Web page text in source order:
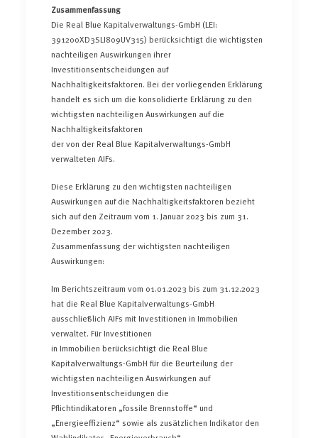
Nachhaltigkeitsfaktoren
Zusammenfassung
Die Real Blue Kapitalverwaltungs-GmbH (LEI:
391200XD3SLI809UV315) berücksichtigt die wichtigsten
nachteiligen Auswirkungen ihrer
Investitionsentscheidungen auf
Nachhaltigkeitsfaktoren. Bei der vorliegenden Erklärung
handelt es sich um die konsolidierte Erklärung zu den
wichtigsten nachteiligen Auswirkungen auf die
Nachhaltigkeitsfaktoren
der von der Real Blue Kapitalverwaltungs-GmbH
verwalteten AIFs.
Diese Erklärung zu den wichtigsten nachteiligen
Auswirkungen auf die Nachhaltigkeitsfaktoren bezieht
sich auf den Zeitraum vom 1. Januar 2023 bis zum 31.
Dezember 2023.
Zusammenfassung der wichtigsten nachteiligen
Auswirkungen:
Im Berichtszeitraum vom 01.01.2023 bis zum 31.12.2023
hat die Real Blue Kapitalverwaltungs-GmbH
ausschließlich AIFs mit Investitionen in Immobilien
verwaltet. Für Investitionen
in Immobilien berücksichtigt die Real Blue
Kapitalverwaltungs-GmbH für die Beurteilung der
wichtigsten nachteiligen Auswirkungen auf
Investitionsentscheidungen die
Pflichtindikatoren „fossile Brennstoffe“ und
„Energieeffizienz“ sowie als zusätzlichen Indikator den